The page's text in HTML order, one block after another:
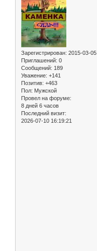
Зарегистрирован: 2015-03-05
Приглашений: 0
Сообщений: 189
Уважение: +141
Позитив: +463
Пол: Мужской
Провел на форуме:
8 дней 6 часов
Последний визит:
2026-07-10 16:19:21